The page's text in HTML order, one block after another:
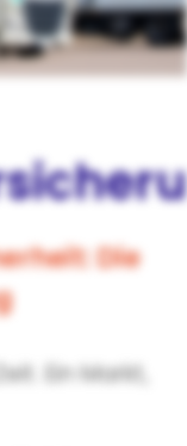
Die
Ein Markt,